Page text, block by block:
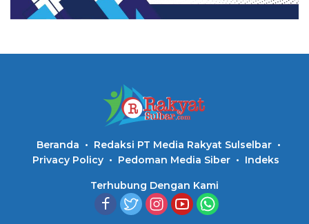
Beranda
Redaksi PT Media Rakyat Sulselbar
Privacy Policy
Pedoman Media Siber Indeks
Terhubung Dengan Kami